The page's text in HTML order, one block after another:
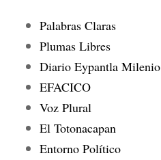
Palabras Claras
Plumas Libres
Diario Eypantla Milenio
EFACICO
Voz Plural
El Totonacapan
Entorno Político